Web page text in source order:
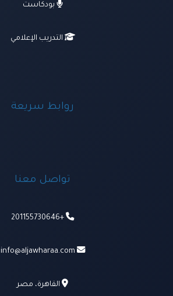
بودكاست
التدريب الإعلامي
روابط سريعة
تواصل معنا
+201155730646
info@aljawharaa.com
القاهرة، مصر